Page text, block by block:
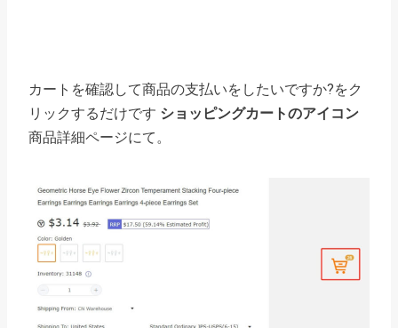
カートを確認して商品の支払いをしたいですか?をク
リックするだけです ショッピングカートのアイコン
商品詳細ページにて。